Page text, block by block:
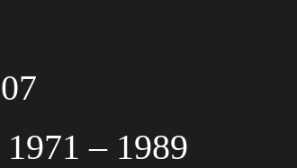
1971 – 1989